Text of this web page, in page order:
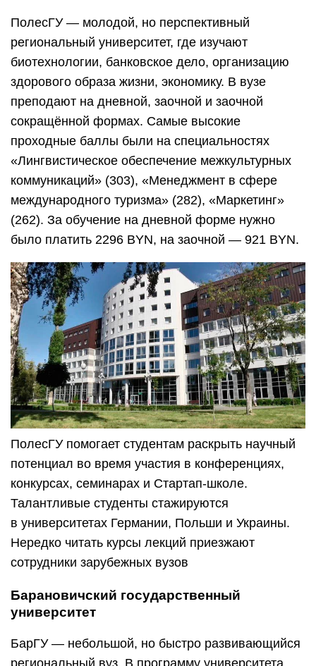
ПолесГУ — молодой, но перспективный
региональный университет, где изучают
биотехнологии, банковское дело, организацию
здорового образа жизни, экономику. В вузе
преподают на дневной, заочной и заочной
сокращённой формах. Самые высокие
проходные баллы были на специальностях
«Лингвистическое обеспечение межкультурных
коммуникаций» (303), «Менеджмент в сфере
международного туризма» (282), «Маркетинг»
(262). За обучение на дневной форме нужно
было платить 2296 BYN, на заочной — 921 BYN.
ПолесГУ помогает студентам раскрыть научный
потенциал во время участия в конференциях,
конкурсах, семинарах и Стартап-школе.
Талантливые студенты стажируются
в университетах Германии, Польши и Украины.
Нередко читать курсы лекций приезжают
сотрудники зарубежных вузов
Барановичский государственный
университет
БарГУ — небольшой, но быстро развивающийся